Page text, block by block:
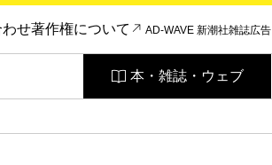
わせ著作権について AD-WAVE 新潮社雑誌広告
本・雑誌・ウェブ